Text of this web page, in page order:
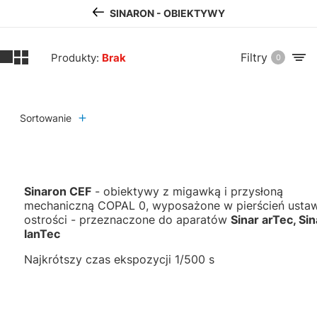
SINARON - OBIEKTYWY
Produkty: Brak Filtry 0
Sortowanie
Sinaron CEF - obiektywy z migawką i przysłoną
mechaniczną COPAL 0, wyposażone w pierścień
ostrości - przeznaczone do aparatów Sinar arTec,
lanTec
Najkrótszy czas ekspozycji 1/500 s